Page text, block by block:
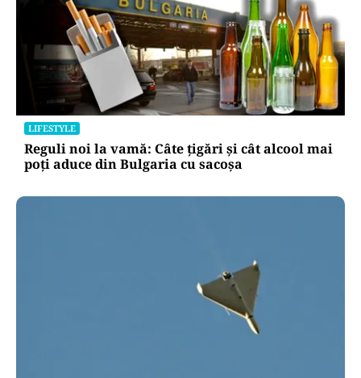
LIFESTYLE
Reguli noi la vamă: Câte țigări și cât alcool mai
poți aduce din Bulgaria cu sacoșa